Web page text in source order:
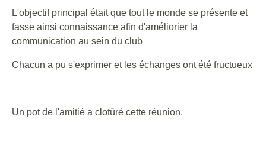
L'objectif principal était que tout le monde se présente et
fasse ainsi connaissance afin d'améliorier la
communication au sein du club
Chacun a pu s'exprimer et les échanges ont été fructueux
Un pot de l'amitié a clotûré cette réunion.